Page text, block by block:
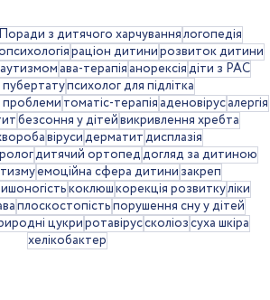
мовлення
3-5 років
Поради з дитячого харчуваннялогопедія
раціон дитинирозвиток дитини
ава-терапіяанорексіядіти з РАС
психолог для підлітка
проблеми томатіс-терапіяаденовірусалергія
безсоння у дітейвикривлення хребта
вірусидерматитдисплазія
дитячий ортопеддогляд за дитиною
емоційна сфера дитини закреп
коклюшкорекція розвиткуліки
плоскостопістьпорушення сну у дітей
цукриротавіруссколіозсуха шкіра
хелікобактер